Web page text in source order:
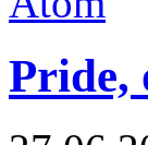
Pride,